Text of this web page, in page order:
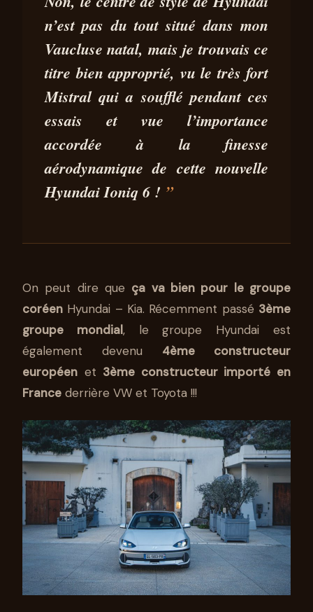
SCULPTÉE PAR LE MISTRAL !
02 MAI 2023 7 MIN DE LECTURE STÉPHANE SEGURA
n’est pas du tout situé dans mon
Vaucluse natal, mais je trouvais ce
titre bien approprié, vu le très fort
Mistral qui a soufflé pendant ces
essais et vue l’importance
accordée à la finesse
aérodynamique de cette nouvelle
Hyundai Ioniq 6 !
On peut dire que ça va bien pour le groupe
coréen Hyundai – Kia. Récemment passé 3ème
groupe mondial, le groupe Hyundai est
également devenu 4ème constructeur
européen et 3ème constructeur importé en
France derrière VW et Toyota !!!